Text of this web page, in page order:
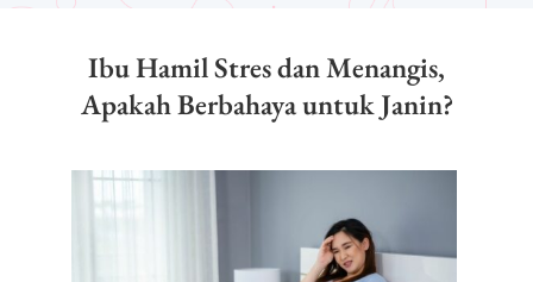
Ibu Hamil Stres dan Menangis,
Apakah Berbahaya untuk Janin?